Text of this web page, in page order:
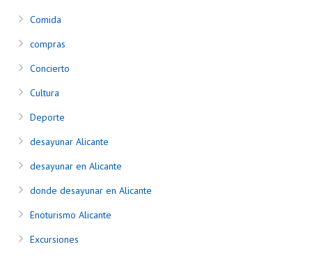
Comida
compras
Concierto
Cultura
Deporte
desayunar Alicante
desayunar en Alicante
donde desayunar en Alicante
Enoturismo Alicante
Excursiones